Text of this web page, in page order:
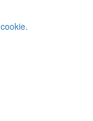
cookie.